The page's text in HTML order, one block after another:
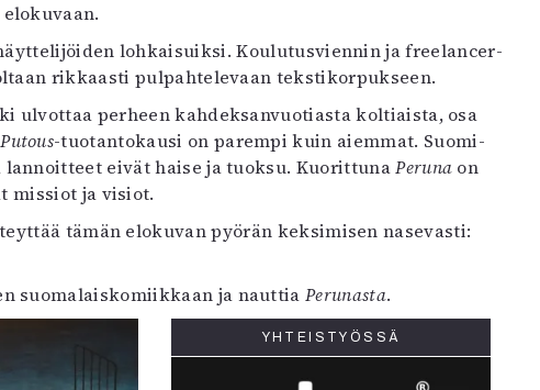
lohkaisuiksi. Koulutusviennin ja freelancer-
rikkaasti pulpahtelevaan tekstikorpukseen.
ulvottaa perheen kahdeksanvuotiasta koltiaista, osa
Putous-tuotantokausi on parempi kuin aiemmat. Suomi-
eivät haise ja tuoksu. KuorittunaPeruna on
missiot ja visiot.
tämän elokuvan pyörän keksimisen nasevasti:
suomalaiskomiikkaan ja nauttiaPerunasta.
YHTEISTYÖSSÄ